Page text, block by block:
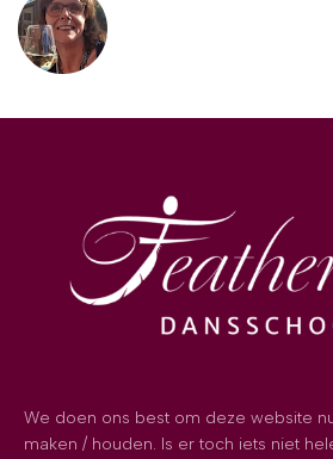
We doen ons best om deze website
maken / houden. Is er toch iets niet